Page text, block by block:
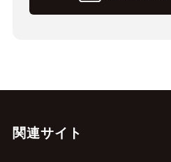
関連サイト